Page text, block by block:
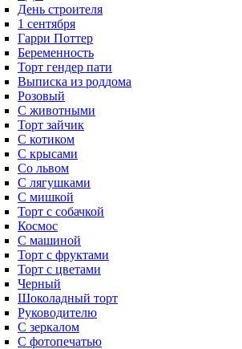
День строителя
1 сентября
Гарри Поттер
Беременность
Торт гендер пати
Выписка из роддома
Розовый
С животными
Торт зайчик
С котиком
С крысами
Со львом
С лягушками
С мишкой
Торт с собачкой
Космос
С машиной
Торт с фруктами
Торт с цветами
Черный
Шоколадный торт
Руководителю
С зеркалом
С фотопечатью